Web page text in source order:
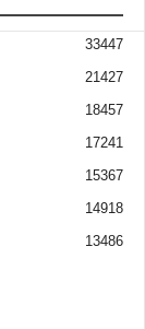
33447
21427
18457
17241
15367
14918
13486